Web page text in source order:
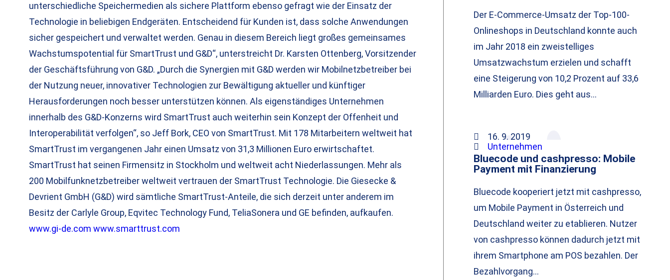
unterschiedliche Speichermedien als sichere Plattform ebenso gefragt wie der Einsatz der
Technologie in beliebigen Endgeräten. Entscheidend für Kunden ist, dass solche Anwendungen
sicher gespeichert und verwaltet werden. Genau in diesem Bereich liegt großes gemeinsames
Wachstumspotential für SmartTrust und G&D“, unterstreicht Dr. Karsten Ottenberg, Vorsitzender
der Geschäftsführung von G&D. „Durch die Synergien mit G&D werden wir Mobilnetzbetreiber bei
der Nutzung neuer, innovativer Technologien zur Bewältigung aktueller und künftiger
Herausforderungen noch besser unterstützen können. Als eigenständiges Unternehmen
innerhalb des G&D-Konzerns wird SmartTrust auch weiterhin sein Konzept der Offenheit und
Interoperabilität verfolgen“, so Jeff Bork, CEO von SmartTrust. Mit 178 Mitarbeitern weltweit hat
SmartTrust im vergangenen Jahr einen Umsatz von 31,3 Millionen Euro erwirtschaftet.
SmartTrust hat seinen Firmensitz in Stockholm und weltweit acht Niederlassungen. Mehr als
200 Mobilfunknetzbetreiber weltweit vertrauen der SmartTrust Technologie. Die Giesecke &
Devrient GmbH (G&D) wird sämtliche SmartTrust-Anteile, die sich derzeit unter anderem im
Besitz der Carlyle Group, Eqvitec Technology Fund, TeliaSonera und GE befinden, aufkaufen.
www.gi-de.com www.smarttrust.com
Der E-Commerce-Umsatz der Top-100-
Onlineshops in Deutschland konnte auch
im Jahr 2018 ein zweistelliges
Umsatzwachstum erzielen und schafft
eine Steigerung von 10,2 Prozent auf 33,6
Milliarden Euro. Dies geht aus…
16. 9. 2019
Unternehmen
Bluecode und cashpresso: Mobile
Payment mit Finanzierung
Bluecode kooperiert jetzt mit cashpresso,
um Mobile Payment in Österreich und
Deutschland weiter zu etablieren. Nutzer
von cashpresso können dadurch jetzt mit
ihrem Smartphone am POS bezahlen. Der
Bezahlvorgang…